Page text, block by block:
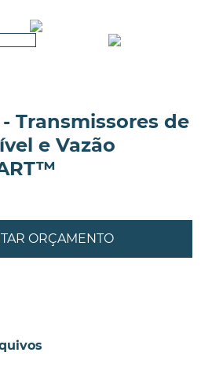
Transmissores de
e Vazão
ORÇAMENTO